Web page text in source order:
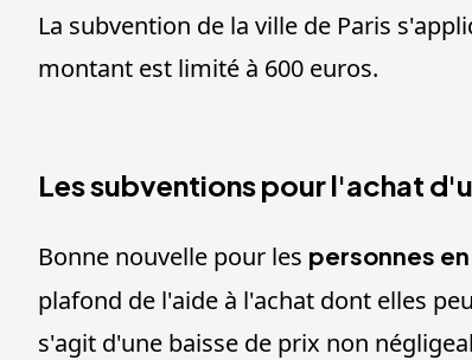
La subvention de la ville de Paris
montant est limité à 600 euros.
Les subventions pour l'achat
Bonne nouvelle pour les personnes
plafond de l'aide à l'achat dont elles
s'agit d'une baisse de prix non